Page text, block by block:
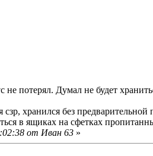
потерял. Думал не будет
хранился без
в ящиках на сфетках
от Иван 63 »